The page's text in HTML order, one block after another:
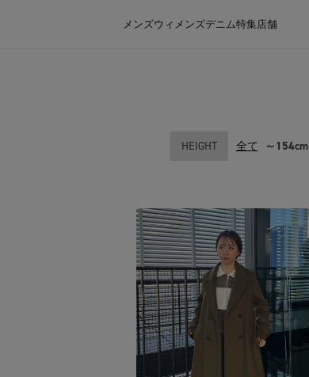
メンズウィメンズデニム特集店舗
HEIGHT 全て ～154cm